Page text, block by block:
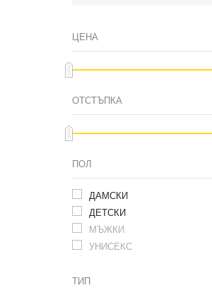
ЦЕНА
ОТСТЪПКА
ПОЛ
ДАМСКИ
ДЕТСКИ
МЪЖКИ
УНИСЕКС
ТИП